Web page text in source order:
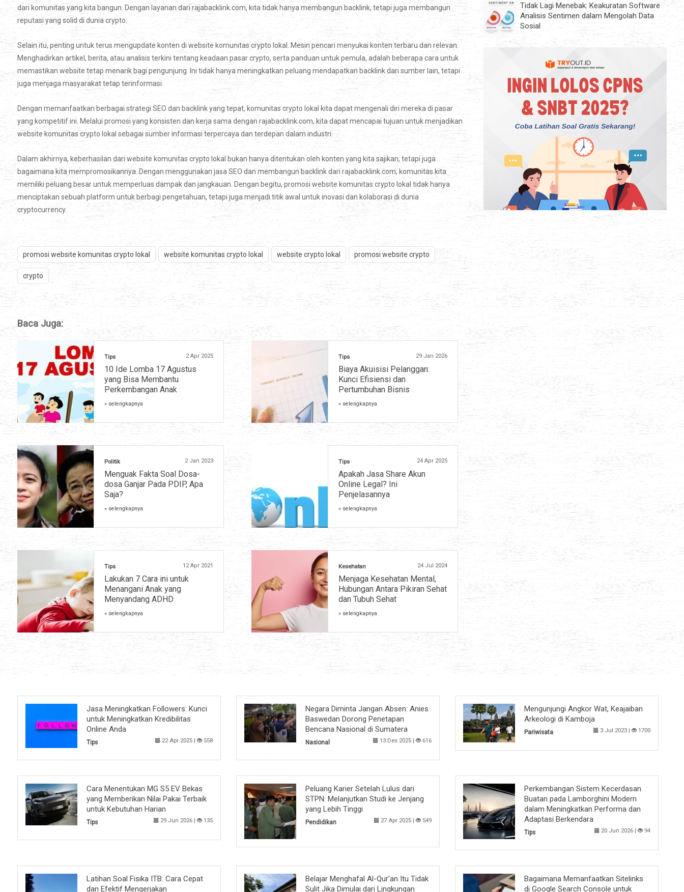
dari komunitas yang kita bangun. Dengan layanan dari rajabacklink.com, kita tidak hanya membangun backlink, tetapi juga membangun
reputasi yang solid di dunia crypto.
Selain itu, penting untuk terus mengupdate konten di website komunitas crypto lokal. Mesin pencari menyukai konten terbaru dan relevan.
Menghadirkan artikel, berita, atau analisis terkini tentang keadaan pasar crypto, serta panduan untuk pemula, adalah beberapa cara untuk
memastikan website tetap menarik bagi pengunjung. Ini tidak hanya meningkatkan peluang mendapatkan backlink dari sumber lain, tetapi
juga menjaga masyarakat tetap terinformasi.
Dengan memanfaatkan berbagai strategi SEO dan backlink yang tepat, komunitas crypto lokal kita dapat mengenali diri mereka di pasar
yang kompetitif ini. Melalui promosi yang konsisten dan kerja sama dengan rajabacklink.com, kita dapat mencapai tujuan untuk menjadikan
website komunitas crypto lokal sebagai sumber informasi terpercaya dan terdepan dalam industri.
Dalam akhirnya, keberhasilan dari website komunitas crypto lokal bukan hanya ditentukan oleh konten yang kita sajikan, tetapi juga
bagaimana kita mempromosikannya. Dengan menggunakan jasa SEO dan membangun backlink dari rajabacklink.com, komunitas kita
memiliki peluang besar untuk memperluas dampak dan jangkauan. Dengan begitu, promosi website komunitas crypto lokal tidak hanya
menciptakan sebuah platform untuk berbagi pengetahuan, tetapi juga menjadi titik awal untuk inovasi dan kolaborasi di dunia
cryptocurrency.
promosi website komunitas crypto lokal website komunitas crypto lokal website crypto lokal promosi website crypto
crypto
Baca Juga:
Tips 2 Apr 2025
10 Ide Lomba 17 Agustus
yang Bisa Membantu
Perkembangan Anak
» selengkapnya
Tips 29 Jan 2026
Biaya Akuisisi Pelanggan:
Kunci Efisiensi dan
Pertumbuhan Bisnis
» selengkapnya
Politik 2 Jan 2023
Menguak Fakta Soal Dosa-
dosa Ganjar Pada PDIP, Apa
Saja?
» selengkapnya
Tips 24 Apr 2025
Apakah Jasa Share Akun
Online Legal? Ini
Penjelasannya
» selengkapnya
Tips 12 Apr 2021
Lakukan 7 Cara ini untuk
Menangani Anak yang
Menyandang ADHD
» selengkapnya
Kesehatan 24 Jul 2024
Menjaga Kesehatan Mental,
Hubungan Antara Pikiran Sehat
dan Tubuh Sehat
» selengkapnya
Tidak Lagi Menebak: Keakuratan Software
Analisis Sentimen dalam Mengolah Data
Sosial
Jasa Meningkatkan Followers: Kunci
untuk Meningkatkan Kredibilitas
Online Anda
Tips 22 Apr 2025 | 558
Negara Diminta Jangan Absen: Anies
Baswedan Dorong Penetapan
Bencana Nasional di Sumatera
Nasional 13 Des 2025 | 616
Mengunjungi Angkor Wat, Keajaiban
Arkeologi di Kamboja
Pariwisata 3 Jul 2023 | 1700
Cara Menentukan MG S5 EV Bekas
yang Memberikan Nilai Pakai Terbaik
untuk Kebutuhan Harian
Tips 29 Jun 2026 | 135
Peluang Karier Setelah Lulus dari
STPN: Melanjutkan Studi ke Jenjang
yang Lebih Tinggi
Pendidikan 27 Apr 2025 | 549
Perkembangan Sistem Kecerdasan
Buatan pada Lamborghini Modern
dalam Meningkatkan Performa dan
Adaptasi Berkendara
Tips 20 Jun 2026 | 94
Latihan Soal Fisika ITB: Cara Cepat
dan Efektif Mengerjakan
Belajar Menghafal Al-Qur’an Itu Tidak
Sulit Jika Dimulai dari Lingkungan
Bagaimana Memanfaatkan Sitelinks
di Google Search Console untuk